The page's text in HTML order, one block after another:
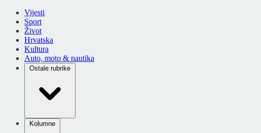
Vijesti
Sport
Život
Hrvatska
Kultura
Auto, moto & nautika
Ostale rubrike
Kolumne